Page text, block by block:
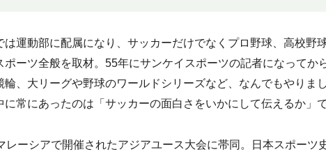
は運動部に配属になり、サッカーだけでなくプロ野球、高校野
ポーツ全般を取材。55年にサンケイスポーツの記者になってか
輪、大リーグや野球のワールドシリーズなど、なんでもやりま
に常にあったのは「サッカーの面白さをいかにして伝えるか」で
レーシアで開催されたアジアユース大会に帯同。日本スポーツ